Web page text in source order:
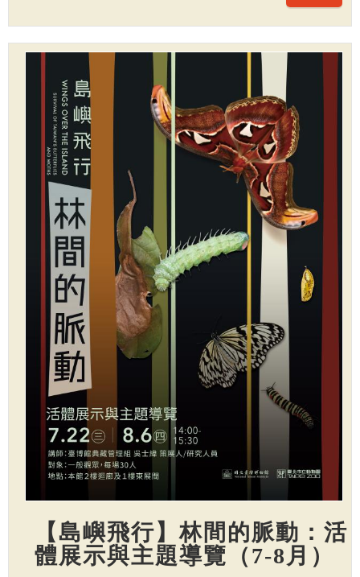
【島嶼飛行】林間的脈動：活
體展示與主題導覽（7-8月）